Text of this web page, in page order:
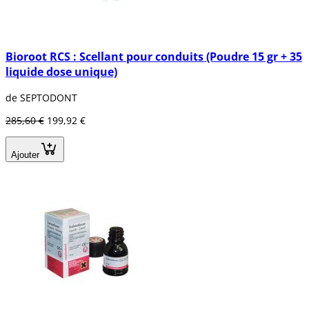
Bioroot RCS : Scellant pour conduits (Poudre 15 gr + 35
liquide dose unique)
de SEPTODONT
285,60 € 199,92 €
Ajouter